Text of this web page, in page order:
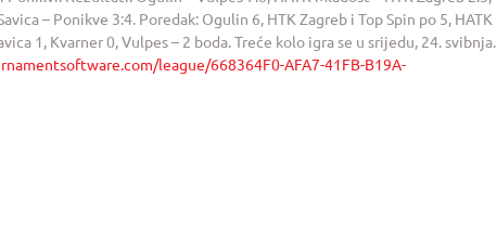
– Ponikve 3:4. Poredak: Ogulin 6, HTK Zagreb i Top Spin po 5, HATK
1, Kvarner 0, Vulpes – 2 boda. Treće kolo igra se u srijedu, 24. svibnja.
league/668364F0-AFA7-41FB-B19A-